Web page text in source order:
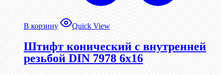
В корзину Quick View
Штифт конический с внутренней
резьбой DIN 7978 6х16